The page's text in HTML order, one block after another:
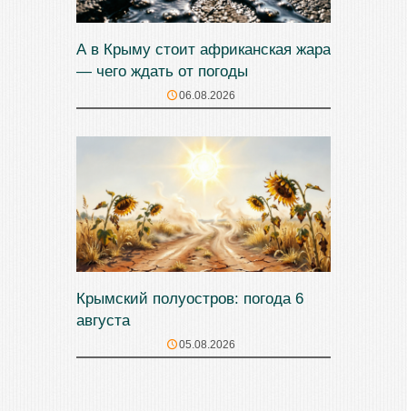
А в Крыму стоит африканская жара
— чего ждать от погоды
06.08.2026
Крымский полуостров: погода 6
августа
05.08.2026